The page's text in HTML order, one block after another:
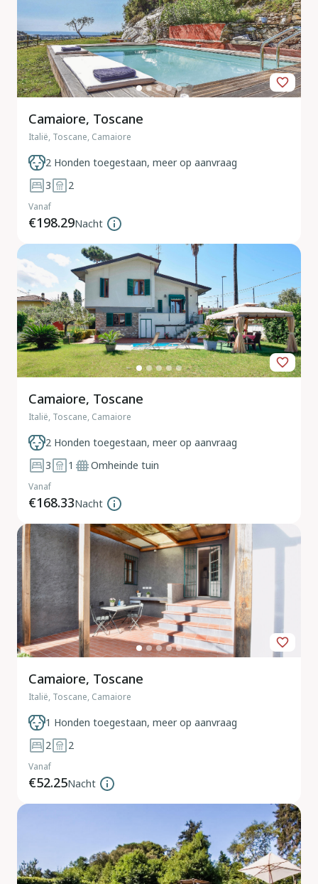
Camaiore, Toscane
Italië, Toscane, Camaiore
2 Honden toegestaan, meer op aanvraag
3
2
Vanaf
€198.29Nacht
Camaiore, Toscane
Italië, Toscane, Camaiore
2 Honden toegestaan, meer op aanvraag
3
1 Omheinde tuin
Vanaf
€168.33Nacht
Camaiore, Toscane
Italië, Toscane, Camaiore
1 Honden toegestaan, meer op aanvraag
2
2
Vanaf
€52.25Nacht